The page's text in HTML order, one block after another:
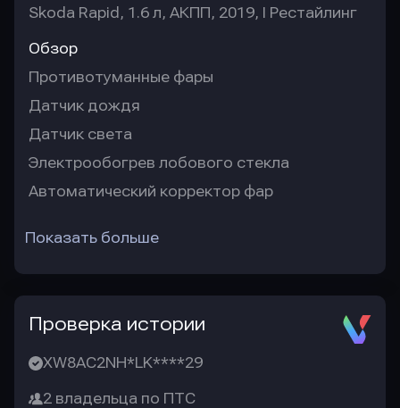
Skoda Rapid, 1.6 л, АКПП, 2019, I Рестайлинг
Обзор
Противотуманные фары
Датчик дождя
Датчик света
Электрообогрев лобового стекла
Автоматический корректор фар
Показать больше
Проверка истории
XW8AC2NH*LK****29
2 владельца по ПТС